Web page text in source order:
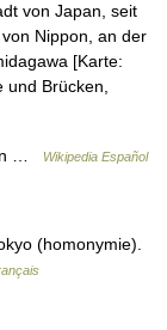
von Japan, seit
Nippon, an der
[Karte:
Brücken,
… Wikipedia Español
(homonymie).